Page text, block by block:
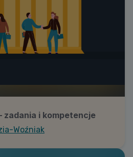
zadania i kompetencje
Woźniak